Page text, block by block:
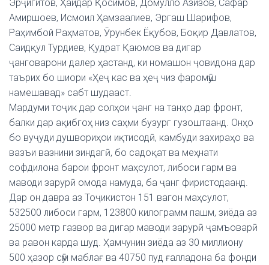
Эрҷигитов, Ҳайдар Қосимов, Домулло Азизов, Сафар
Амиршоев, Исмоил Ҳамзаалиев, Эргаш Шарифов,
Раҳимбой Раҳматов, Ӯрунбек Ёқубов, Боқир Давлатов,
Саидқул Турдиев, Қудрат Қаюмов ва дигар
ҷанговарони далер ҳастанд, ки номашон ҷовидона дар
таърих бо шиори «Ҳеҷ кас ва ҳеҷ чиз фаромӯш
намешавад» сабт шудааст.
Мардуми тоҷик дар солҳои ҷанг на танҳо дар фронт,
балки дар ақибгоҳ низ саҳми бузург гузоштаанд. Онҳо
бо вуҷуди душвориҳои иқтисодӣ, камбуди захираҳо ва
вазъи вазнини зиндагӣ, бо садоқат ва меҳнати
софдилона барои фронт маҳсулот, либоси гарм ва
маводи зарурӣ омода намуда, ба ҷанг фиристодаанд.
Дар он давра аз Тоҷикистон 151 вагон маҳсулот,
532500 либоси гарм, 123800 килограмм пашм, зиёда аз
25000 метр газвор ва дигар маводи зарурӣ ҷамъоварӣ
ва равон карда шуд. Ҳамчунин зиёда аз 30 миллиону
500 ҳазор сӯм маблағ ва 40750 пуд ғалладона ба фонди